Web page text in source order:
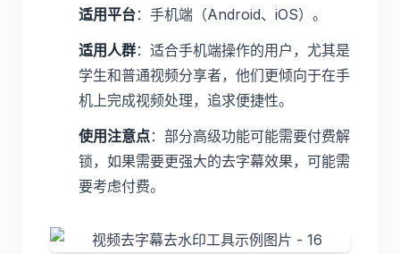
适用平台：手机端（Android、iOS）。
适用人群：适合手机端操作的用户，尤其是
学生和普通视频分享者，他们更倾向于在手
机上完成视频处理，追求便捷性。
使用注意点：部分高级功能可能需要付费解
锁，如果需要更强大的去字幕效果，可能需
要考虑付费。